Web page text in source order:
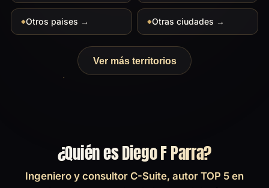
Otros paises → Otras ciudades →
Ver más territorios
¿Quién es Diego F Parra?
Ingeniero y consultor C-Suite, autor TOP 5 en